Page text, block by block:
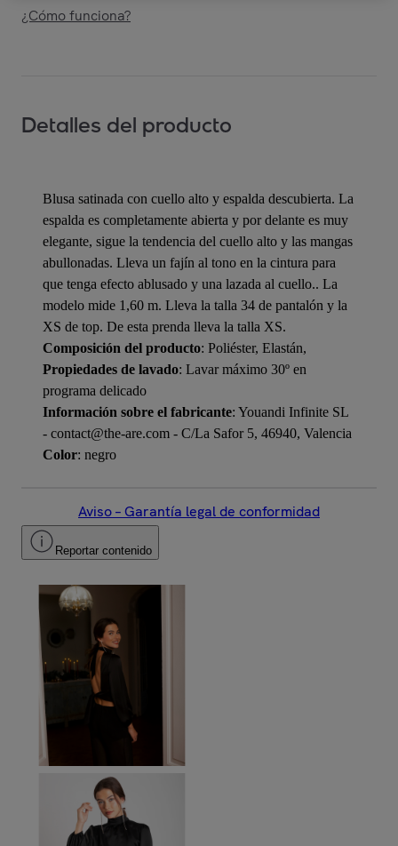
¿Cómo funciona?
Detalles del producto
Blusa satinada con cuello alto y espalda descubierta. La
espalda es completamente abierta y por delante es muy
elegante, sigue la tendencia del cuello alto y las mangas
abullonadas. Lleva un fajín al tono en la cintura para
que tenga efecto ablusado y una lazada al cuello.. La
modelo mide 1,60 m. Lleva la talla 34 de pantalón y la
XS de top. De esta prenda lleva la talla XS.
Composición del producto: Poliéster, Elastán,
Propiedades de lavado: Lavar máximo 30º en
programa delicado
Información sobre el fabricante: Youandi Infinite SL
- contact@the-are.com - C/La Safor 5, 46940, Valencia
Color: negro
Aviso – Garantía legal de conformidad
Reportar contenido